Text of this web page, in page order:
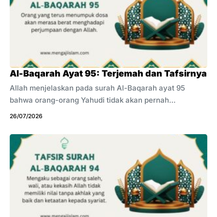
lamanya umur, tetapi dari amal yang mengisi setiap
harinya. Manusia sering takut menghadapi kematian
karena belum siap mempertanggungjawabkan
perbuatannya. Rasa takut itu pernah muncul pada
sebagian ...
Al-Baqarah Ayat 95: Terjemah dan Tafsirnya
Allah menjelaskan pada surah Al-Baqarah ayat 95
bahwa orang-orang Yahudi tidak akan pernah
mengharapkan kematian karena mereka mengetahui
membuat mereka takut menghadapi balasan Allah di
akhirat. Tidak ada pengakuan yang mampu
menyembunyikan kenyataan tersebut. Allah mengetahui
setiap perbuatan manusia dan akan memberikan
balasan dengan kebijaksanaan serta keadilan yang
sempurna. Ayat ini mengajak kita menguji kejujuran hati,
bukan sekadar mendengar pengakuan manusia. Banyak
26/07/2026